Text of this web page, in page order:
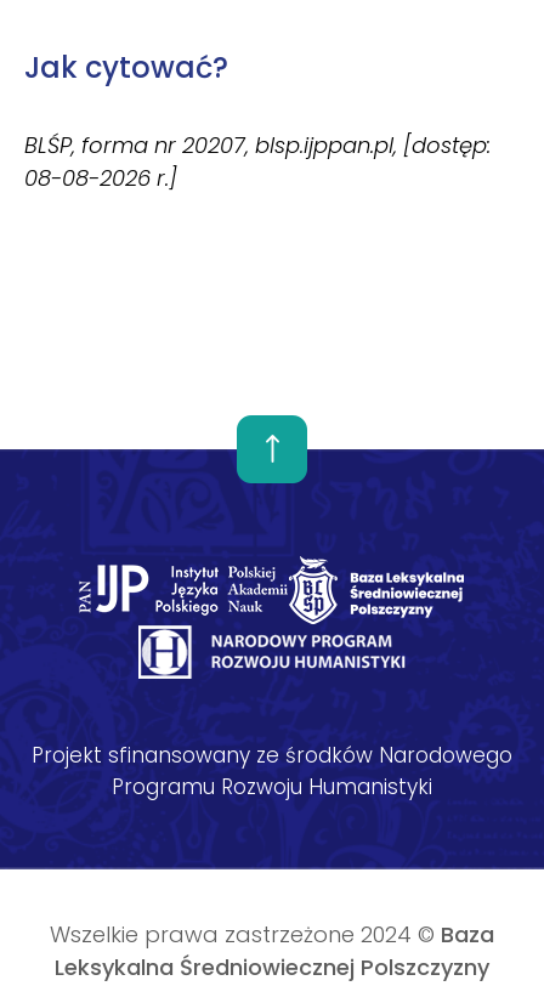
Jak cytować?
BLŚP, forma nr 20207, blsp.ijppan.pl, [dostęp:
08-08-2026 r.]
Projekt sfinansowany ze środków Narodowego
Programu Rozwoju Humanistyki
Wszelkie prawa zastrzeżone 2024 © Baza
Leksykalna Średniowiecznej Polszczyzny